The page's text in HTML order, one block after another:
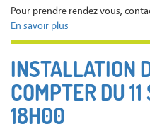
Pour prendre rendez vous,
En savoir plus
PERMANENCE
SERVICE
10
février
INSTALLATION
COMPTER DU
18H00